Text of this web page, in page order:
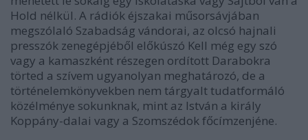
Hold nélkül. A rádiók éjszakai műsorsávjában
megszólaló Szabadság vándorai, az olcsó hajnali
presszók zenegépjéből előkúszó Kell még egy szó
vagy a kamaszként részegen ordított Darabokra
törted a szívem ugyanolyan meghatározó, de a
történelemkönyvekben nem tárgyalt tudatformáló
közélménye sokunknak, mint az István a király
Koppány-dalai vagy a Szomszédokfőcímzenjéne.